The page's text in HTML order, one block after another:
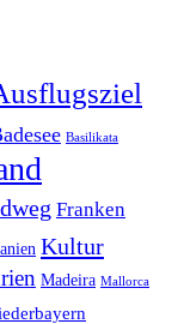
Basilikata
Franken
Kultur
Madeira Mallorca